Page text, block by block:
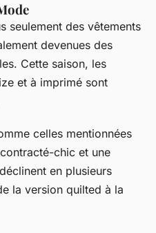
seulement des vêtements
devenues des
Cette saison, les
et à imprimé sont
celles mentionnées
chic et une
en plusieurs
la version quilted à la